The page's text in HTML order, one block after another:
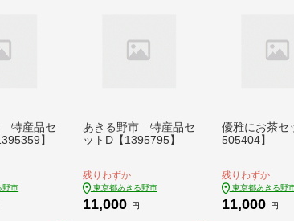
特産品セ
】
野市
あきる野市 特産品セ
ットD【1395795】
残りわずか
東京都あきる野市
11,000 円
優雅にお茶セ
505404】
残りわずか
東京都あきる野
11,000 円